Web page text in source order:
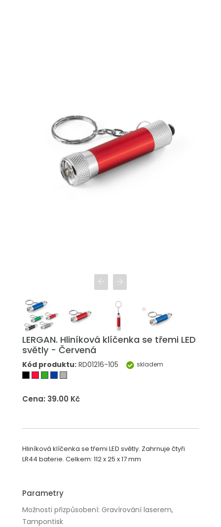
LERGAN. Hliníková klíčenka se třemi LED
světly - Červená
Kód produktu: RD01216-105 skladem
Cena: 39.00 Kč
Hliníková klíčenka se třemi LED světly. Zahrnuje čtyři
LR44 baterie. Celkem: 112 x 25 x 17 mm
Parametry
Možnosti přizpůsobení: Gravírování laserem,
Tampontisk